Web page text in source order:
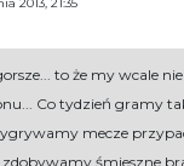
to że my wcale
Co tydzień gramy tak
mecze
zdobywamy śmieszne